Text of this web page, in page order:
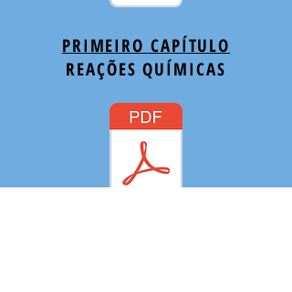
PRIMEIRO CAPÍTULO
REAÇÕES QUÍMICAS